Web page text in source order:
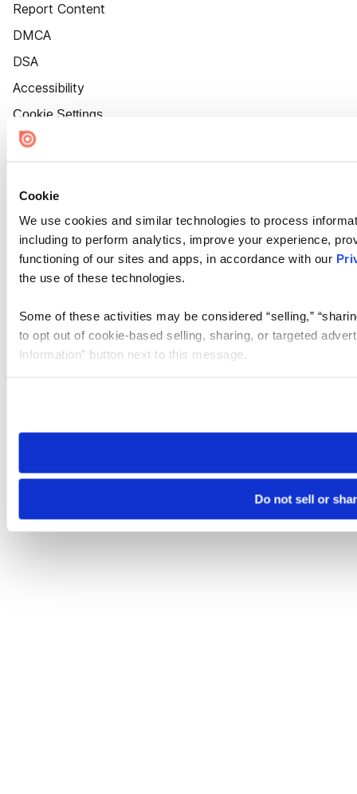
Cookie
We use cookies and similar technologies to process
including to perform analytics, improve your experience,
functioning of our sites and apps, in accordance with our
the use of these technologies.
Some of these activities may be considered “selling,”
to opt out of cookie-based selling, sharing, or targeted
Information” button next to this message.
need to be set again.
Do not sell or
Report Content
DMCA
DSA
Accessibility
Cookie Settings